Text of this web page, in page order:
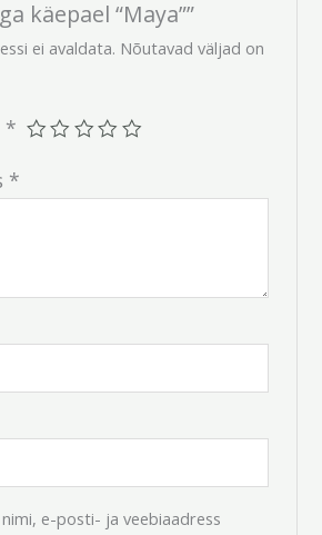
käepael “Maya””
ei avaldata. Nõutavad väljad on
*
*
e-posti- ja veebiaadress